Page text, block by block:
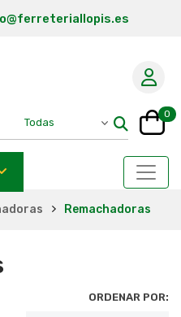
0
Remachadoras
ORDENAR POR: